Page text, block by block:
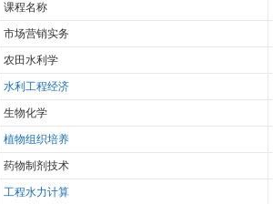
课程名称
市场营销实务
农田水利学
水利工程经济
生物化学
植物组织培养
药物制剂技术
工程水力计算